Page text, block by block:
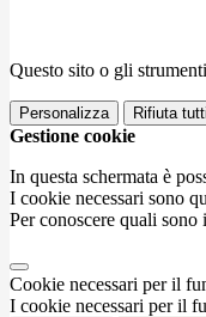
Questo sito o gli
Personalizza Rifiuta tutti
Gestione cookie
In questa schermata è
I cookie necessari sono
Per conoscere quali
Cookie necessari per il
I cookie necessari per il